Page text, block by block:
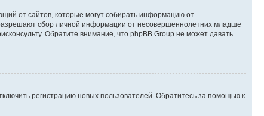
от сайтов, которые могут собирать информацию от
сбор личной информации от несовершеннолетних младше
Обратите внимание, что phpBB Group не может давать
регистрацию новых пользователей. Обратитесь за помощью к